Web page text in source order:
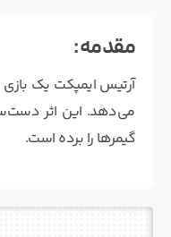
مقدمه :
آرتیس ایمپکت یک بازی
می‌دهد. این اثر
گیمرها را برده است.